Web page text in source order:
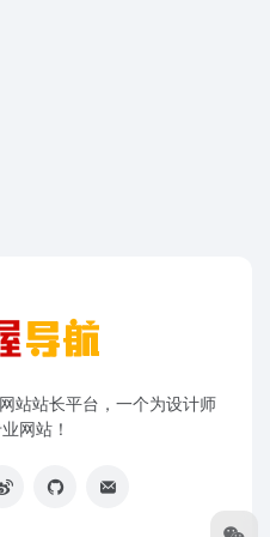
站站长平台，一个为设计师
网站！